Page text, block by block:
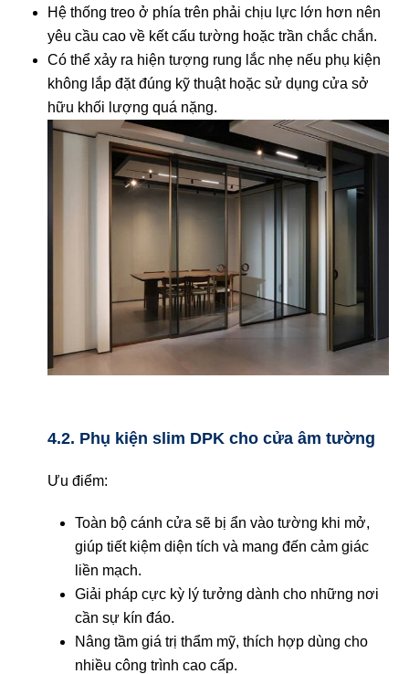
Hệ thống treo ở phía trên phải chịu lực lớn hơn nên
yêu cầu cao về kết cấu tường hoặc trần chắc chắn.
Có thể xảy ra hiện tượng rung lắc nhẹ nếu phụ kiện
không lắp đặt đúng kỹ thuật hoặc sử dụng cửa sở
hữu khối lượng quá nặng.
4.2. Phụ kiện slim DPK cho cửa âm tường
Ưu điểm:
Toàn bộ cánh cửa sẽ bị ẩn vào tường khi mở,
giúp tiết kiệm diện tích và mang đến cảm giác
liền mạch.
Giải pháp cực kỳ lý tưởng dành cho những nơi
cần sự kín đáo.
Nâng tầm giá trị thẩm mỹ, thích hợp dùng cho
nhiều công trình cao cấp.